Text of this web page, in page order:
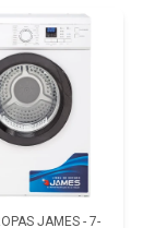
JAMES - 7-